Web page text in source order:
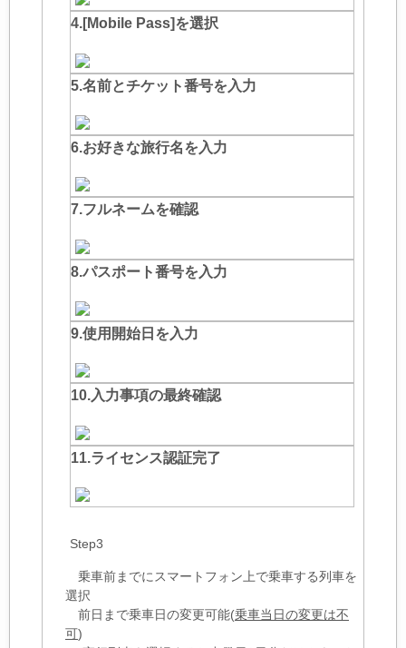
4.[Mobile Pass]を選択
5.名前とチケット番号を入力
6.お好きな旅行名を入力
7.フルネームを確認
8.パスポート番号を入力
9.使用開始日を入力
10.入力事項の最終確認
11.ライセンス認証完了
Step3
乗車前までにスマートフォン上で乗車する列車を
選択
前日まで乗車日の変更可能(乗車当日の変更は不
可)